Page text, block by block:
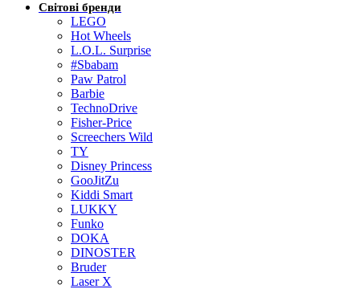
Світові бренди
LEGO
Hot Wheels
L.O.L. Surprise
#Sbabam
Paw Patrol
Barbie
TechnoDrive
Fisher-Price
Screechers Wild
TY
Disney Princess
GooJitZu
Kiddi Smart
LUKKY
Funko
DOKA
DINOSTER
Bruder
Laser X